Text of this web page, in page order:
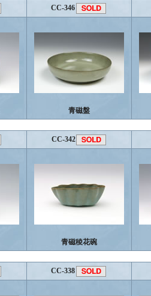
CC-346
青磁盤
CC-342
青磁稜花碗
CC-338